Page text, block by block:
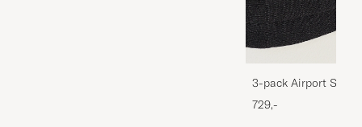
3-pack Airport
Melange
729,-